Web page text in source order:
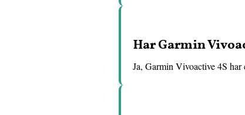
Har Garmin
Ja, Garmin Vivoactive 4S